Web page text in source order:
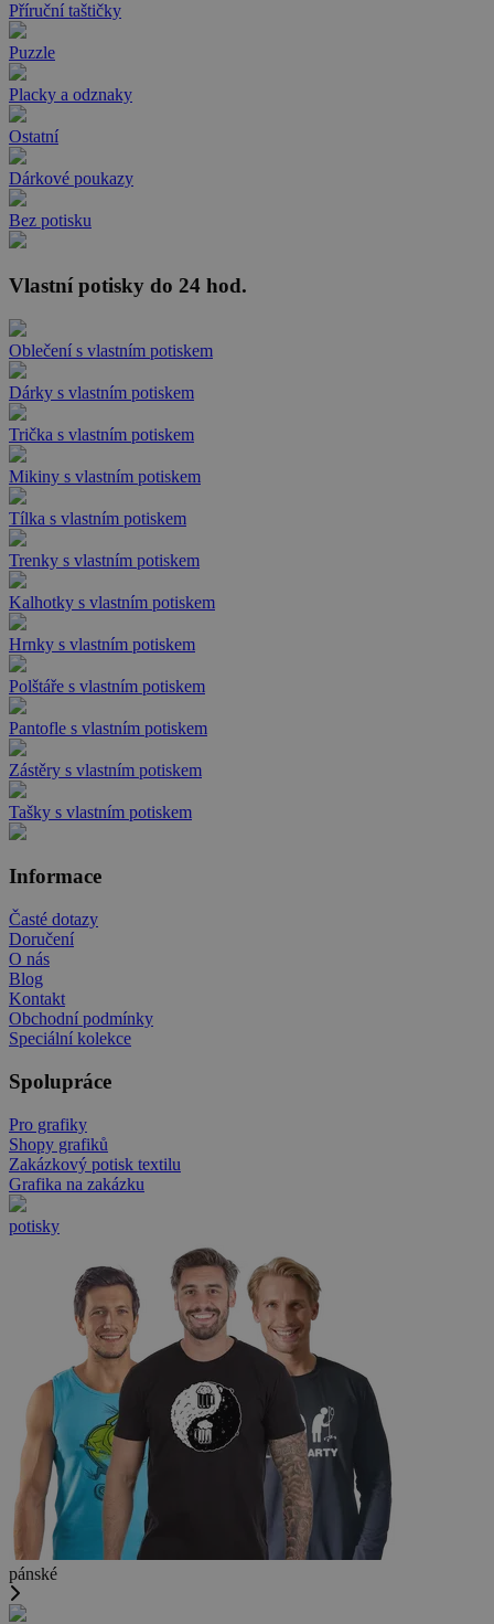
Příruční taštičky
Puzzle
Placky a odznaky
Ostatní
Dárkové poukazy
Bez potisku
Vlastní potisky do 24 hod.
Oblečení s vlastním potiskem
Dárky s vlastním potiskem
Trička s vlastním potiskem
Mikiny s vlastním potiskem
Tílka s vlastním potiskem
Trenky s vlastním potiskem
Kalhotky s vlastním potiskem
Hrnky s vlastním potiskem
Polštáře s vlastním potiskem
Pantofle s vlastním potiskem
Zástěry s vlastním potiskem
Tašky s vlastním potiskem
Informace
Časté dotazy
Doručení
O nás
Blog
Kontakt
Obchodní podmínky
Speciální kolekce
Spolupráce
Pro grafiky
Shopy grafiků
Zakázkový potisk textilu
Grafika na zakázku
potisky
pánské